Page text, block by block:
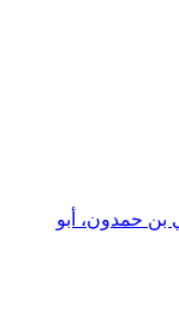
حمدون، أبو